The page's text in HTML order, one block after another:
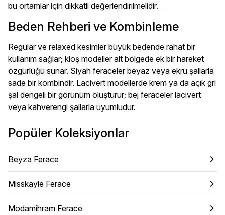
bu ortamlar için dikkatli değerlendirilmelidir.
Beden Rehberi ve Kombinleme
Regular ve relaxed kesimler büyük bedende rahat bir
kullanım sağlar; kloş modeller alt bölgede ek bir hareket
özgürlüğü sunar. Siyah feraceler beyaz veya ekru şallarla
sade bir kombindir. Lacivert modellerde krem ya da açık gri
şal dengeli bir görünüm oluşturur; bej feraceler lacivert
veya kahverengi şallarla uyumludur.
Popüler Koleksiyonlar
Beyza Ferace
Misskayle Ferace
Modamihram Ferace